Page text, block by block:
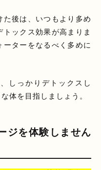
た後は、いつもより多め
ックス効果が高まりま
ターをなるべく多めに
しっかりデトックスし
体を目指しましょう。
ジを体験しません